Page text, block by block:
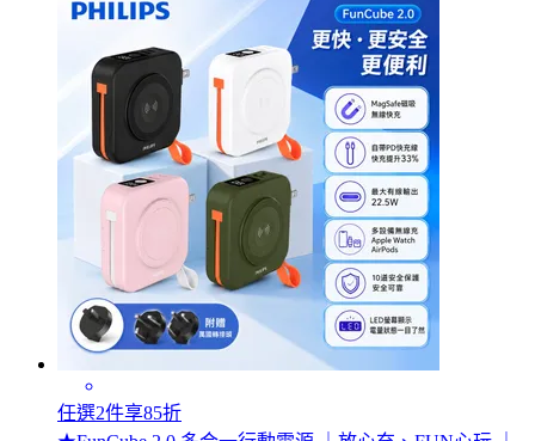
任選2件享85折